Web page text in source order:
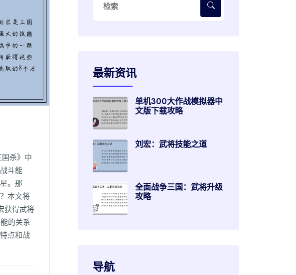
杀》中
斗能
。那
本文将
获得武将
的关系
点和战
最新资讯
单机300大作战模拟器中
文版下载攻略
刘宏：武将技能之道
全面战争三国：武将升级
攻略
导航